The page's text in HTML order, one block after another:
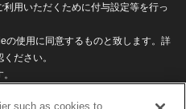
用いただくために付与設定等を行っ
使用に同意するものと致します。詳
ださい。
such as cookies to